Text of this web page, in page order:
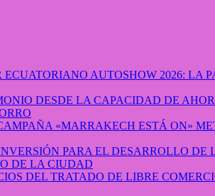
AUTOSHOW 2026: LA
DE LA CIUDAD
DEL TRATADO DE LIBRE